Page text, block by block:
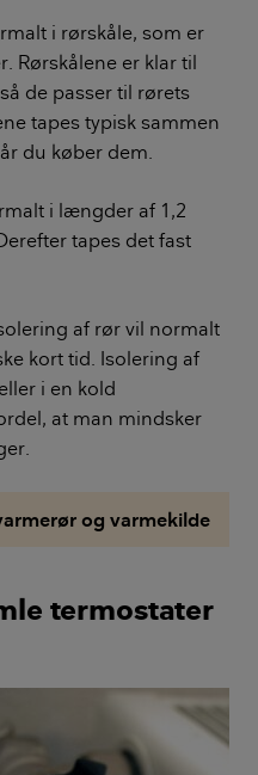
i rørskåle, som er
Rørskålene er klar til
de passer til rørets
tapes typisk sammen
du køber dem.
i længder af 1,2
tapes det fast
af rør vil normalt
kort tid. Isolering af
i en kold
at man mindsker
og varmekilde
termostater